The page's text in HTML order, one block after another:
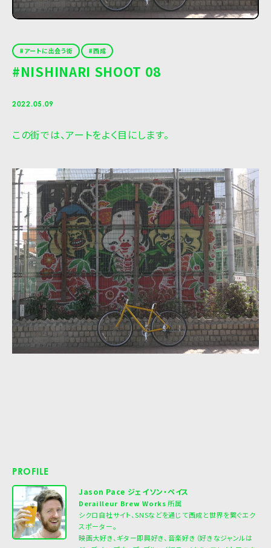
アートに出会う街 西成
#NISHINARI SHOOT 08
2022.05.09
この街では、アートをよく目にします。
PROFILE
Jason Pace ジェイソン・ペイス
Derailleur Brew Works 所属
シクロ自社サイト、SNSなどを通じて西成と世界を繋ぐエク
スポーター。
映画大好き、ギター即興好き、音楽好き（好きなジャンルは